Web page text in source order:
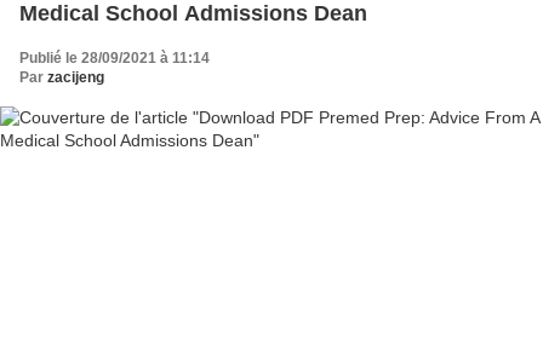
Medical School Admissions Dean
Publié le 28/09/2021 à 11:14
Par zacijeng